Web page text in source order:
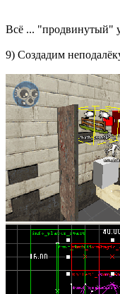
Всё ... "продвинутый"
9) Создадим